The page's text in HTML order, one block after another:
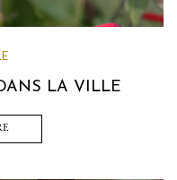
LA VILLE